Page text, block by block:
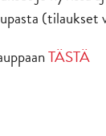
(tilaukset
TÄSTÄ